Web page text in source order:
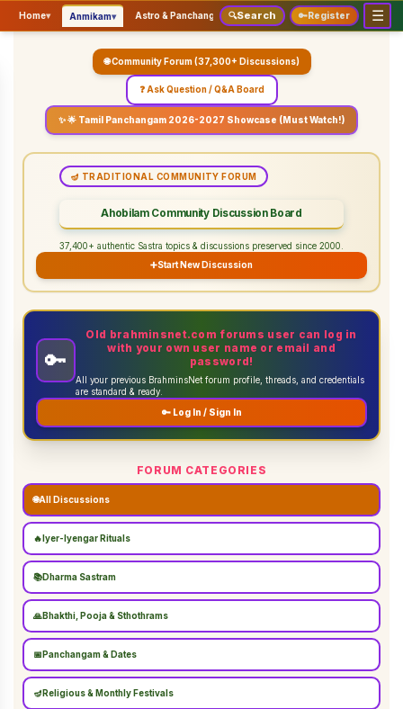
Home▾ Anmikam▾ Astro & Panchangam▾ Vaidhikam & Sastram▾
🔍Search 🔑Register ☰
🌐 Community Forum (37,300+ Discussions)
❓ Ask Question / Q&A Board
✨ 🌟 Tamil Panchangam 2026-2027 Showcase (Must Watch!)
🪔 TRADITIONAL COMMUNITY FORUM
Ahobilam Community Discussion Board
37,400+ authentic Sastra topics & discussions preserved since 2000.
➕Start New Discussion
🔑
Old brahminsnet.com forums user can log in
with your own user name or email and
password!
All your previous BrahminsNet forum profile, threads, and credentials
are standard & ready.
🔑 Log In / Sign In
FORUM CATEGORIES
🌐All Discussions
🔥 Iyer-Iyengar Rituals
📚Dharma Sastram
🙏Bhakthi, Pooja & Sthothrams
📅 Panchangam & Dates
🪔 Religious & Monthly Festivals